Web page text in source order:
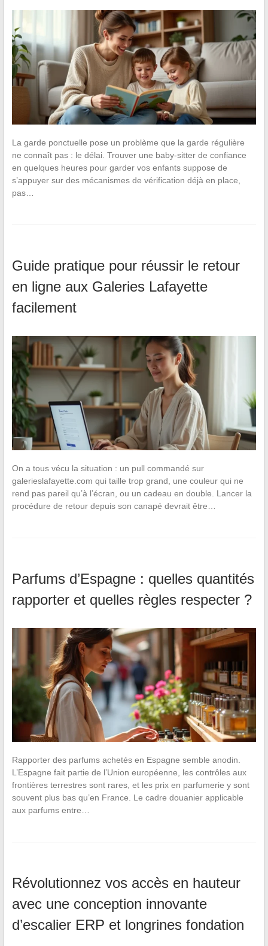
La garde ponctuelle pose un problème que la garde régulière
ne connaît pas : le délai. Trouver une baby-sitter de confiance
en quelques heures pour garder vos enfants suppose de
s’appuyer sur des mécanismes de vérification déjà en place,
pas…
Guide pratique pour réussir le retour
en ligne aux Galeries Lafayette
facilement
On a tous vécu la situation : un pull commandé sur
galerieslafayette.com qui taille trop grand, une couleur qui ne
rend pas pareil qu’à l’écran, ou un cadeau en double. Lancer la
procédure de retour depuis son canapé devrait être…
Parfums d’Espagne : quelles quantités
rapporter et quelles règles respecter ?
Rapporter des parfums achetés en Espagne semble anodin.
L’Espagne fait partie de l’Union européenne, les contrôles aux
frontières terrestres sont rares, et les prix en parfumerie y sont
souvent plus bas qu’en France. Le cadre douanier applicable
aux parfums entre…
Révolutionnez vos accès en hauteur
avec une conception innovante
d’escalier ERP et longrines fondation